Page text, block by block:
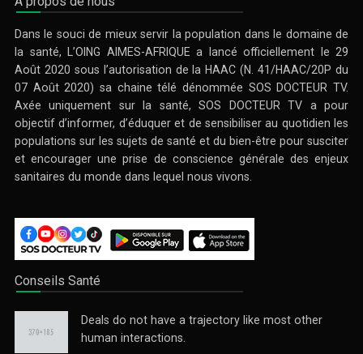
Dans le souci de mieux servir la population dans le domaine de
la santé, L’OING AIMES-AFRIQUE a lancé officiellement le 29
Août 2020 sous l’autorisation de la HAAC (N. 41/HAAC/20P du
07 Août 2020) sa chaine télé dénommée SOS DOCTEUR TV.
Axée uniquement sur la santé, SOS DOCTEUR TV a pour
objectif d’informer, d’éduquer et de sensibiliser au quotidien les
populations sur les sujets de santé et du bien-être pour susciter
et encourager une prise de conscience générale des enjeux
sanitaires du monde dans lequel nous vivons.
Conseils Santé
Deals do not have a trajectory like most other
human interactions.